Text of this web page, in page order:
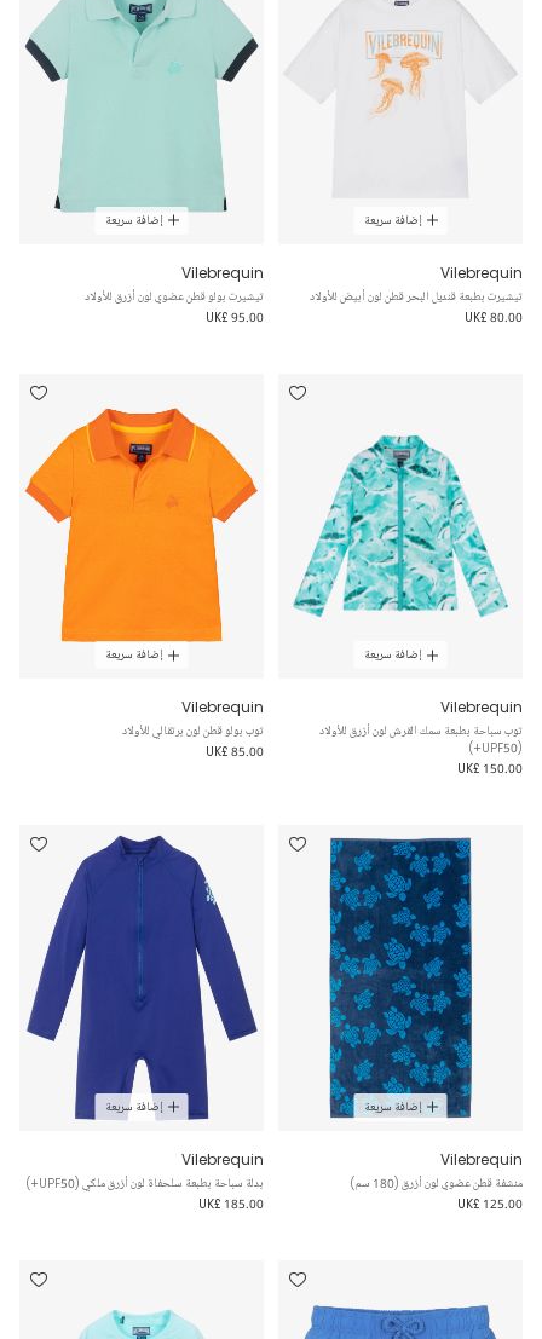
إضافة سريعة
Vilebrequin
تيشيرت بطبعة قنديل البحر قطن لون أبيض للأولاد
UK£ 80.00
إضافة سريعة
Vilebrequin
تيشيرت بولو قطن عضوي لون أزرق للأولاد
UK£ 95.00
إضافة سريعة
Vilebrequin
توب سباحة بطبعة سمك القرش لون أزرق للأولاد
(UPF50+)
UK£ 150.00
إضافة سريعة
Vilebrequin
توب بولو قطن لون برتقالي للأولاد
UK£ 85.00
إضافة سريعة
Vilebrequin
منشفة قطن عضوي لون أزرق (180 سم)
UK£ 125.00
إضافة سريعة
Vilebrequin
بدلة سباحة بطبعة سلحفاة لون أزرق ملكي (UPF50+)
UK£ 185.00